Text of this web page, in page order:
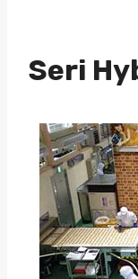
Seri